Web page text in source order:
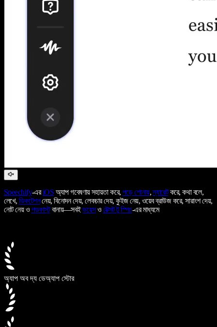
Speechify-এরiOS অ্যাপ গবেষণায় সহায়তা করে, পড়ে শোনায়,ন্যারেটকরে, কথা বলে,
লেখে, ডিকটেশননেয়, বিনোদন দেয়, লেকচার দেয়, কুইজ নেয়, ওয়েব ব্রাউজ করে, সারাংশ দেয়,
নোট নেয় ও পডকাস্টবানায়—সবইভয়েসও টেক্সট টু স্পিচ-এর মাধ্যমে
অ্যাপ অব দ্য ডেঅ্যাপ স্টোর